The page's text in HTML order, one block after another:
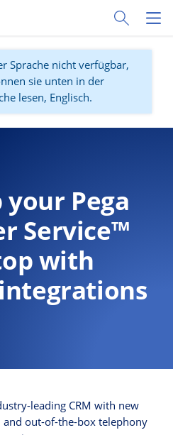
Toggle
Sprache nicht verfügbar,
sie unten in der
lesen, Englisch.
Pega
Service™
with
leading CRM with new
and out-of-the-box telephony